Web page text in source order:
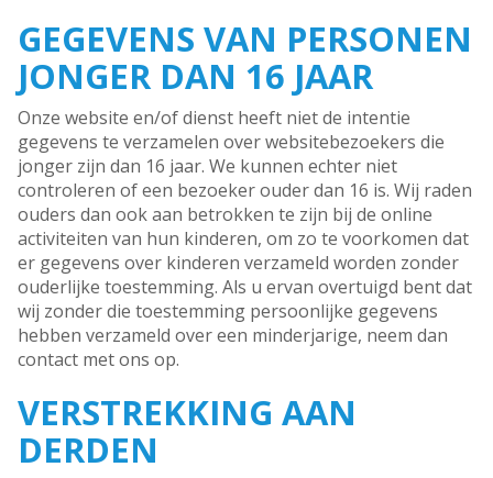
GEGEVENS VAN PERSONEN
JONGER DAN 16 JAAR
Onze website en/of dienst heeft niet de intentie
gegevens te verzamelen over websitebezoekers die
jonger zijn dan 16 jaar. We kunnen echter niet
controleren of een bezoeker ouder dan 16 is. Wij raden
ouders dan ook aan betrokken te zijn bij de online
activiteiten van hun kinderen, om zo te voorkomen dat
er gegevens over kinderen verzameld worden zonder
ouderlijke toestemming. Als u ervan overtuigd bent dat
wij zonder die toestemming persoonlijke gegevens
hebben verzameld over een minderjarige, neem dan
contact met ons op.
VERSTREKKING AAN
DERDEN